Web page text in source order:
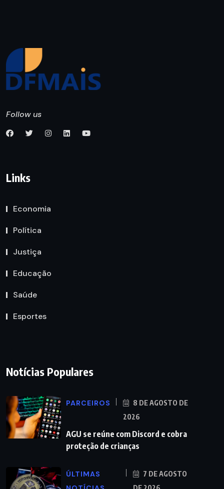
Follow us
Links
Economia
Política
Justiça
Educação
Saúde
Esportes
Notícias Populares
PARCEIROS
8 DE AGOSTO DE
2026
AGU se reúne com Discord e cobra
proteção de crianças
ÚLTIMAS
7 DE AGOSTO